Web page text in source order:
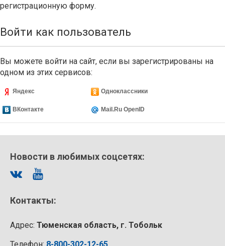
регистрационную форму.
Войти как пользователь
Вы можете войти на сайт, если вы зарегистрированы на
одном из этих сервисов:
Яндекс Одноклассники
ВКонтакте Mail.Ru OpenID
Новости в любимых соцсетях:
Контакты:
Адрес: Тюменская область, г. Тобольк